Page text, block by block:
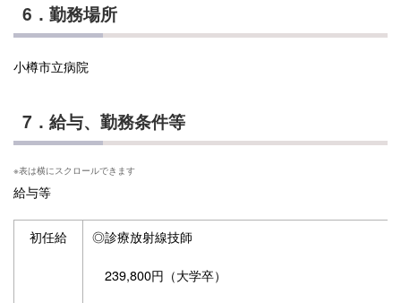
6．勤務場所
小樽市立病院
7．給与、勤務条件等
給与等
初任給 ◎診療放射線技師
239,800円（大学卒）